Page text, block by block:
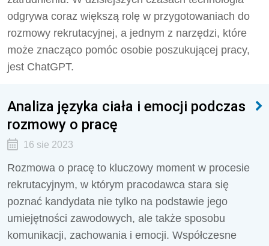
odgrywa coraz większą rolę w przygotowaniach do
rozmowy rekrutacyjnej, a jednym z narzędzi, które
może znacząco pomóc osobie poszukującej pracy,
jest ChatGPT.
Analiza języka ciała i emocji podczas
rozmowy o pracę
16 sie 2023
Rozmowa o pracę to kluczowy moment w procesie
rekrutacyjnym, w którym pracodawca stara się
poznać kandydata nie tylko na podstawie jego
umiejętności zawodowych, ale także sposobu
komunikacji, zachowania i emocji. Współczesne